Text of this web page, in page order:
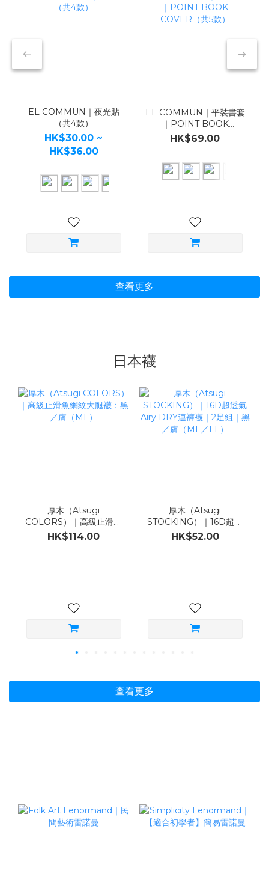
EL COMMUN｜夜光貼
（共4款）
HK$30.00 ~
HK$36.00
EL COMMUN｜平裝書套
｜POINT BOOK
COVER（共5款）
HK$69.00
查看更多
日本襪
厚木（Atsugi
COLORS）｜高級止滑魚
網紋大腿襪：黑／膚
HK$114.00
厚木（Atsugi
STOCKING）｜16D超透
氣Airy DRY連褲襪｜2足
HK$52.00
查看更多